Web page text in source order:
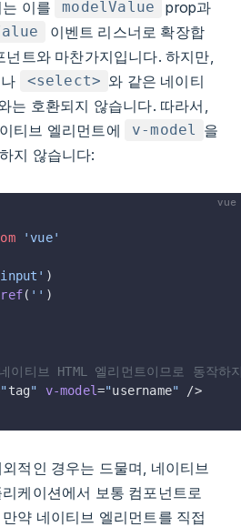
이를 modelValue prop과
이벤트 리스너로 확장합
트와 마찬가지입니다. 하지만,
<select> 와 같은 네이티
는 호환되지 않습니다. 따라서,
티브 엘리먼트에
v-model 을
지 않습니다:
vue
'vue'
)
ref( '' )
티브 HTML 엘리먼트이므로 동작하
"tag" v-model="username" />
적인 경우는 드물며, 네이티브
케이션에서 보통 컴포넌트로
약 네이티브 엘리먼트를 직접